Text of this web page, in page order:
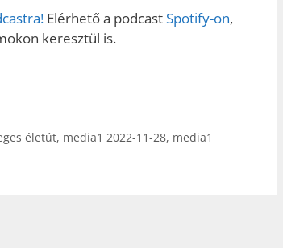
csökkentéséhez
Elérhető a podcastSpotify-on,
keresztül is.
életút, media1 2022-11-28, media1